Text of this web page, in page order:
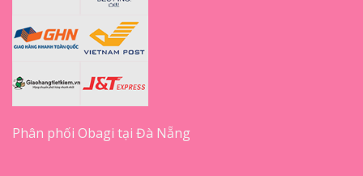
Phân phối Obagi tại Đà Nẵng